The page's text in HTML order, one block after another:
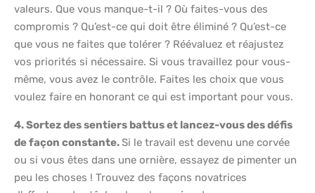
valeurs. Que vous manque-t-il ? Où faites-vous des
compromis ? Qu’est-ce qui doit être éliminé ? Qu’est-ce
que vous ne faites que tolérer ? Réévaluez et réajustez
vos priorités si nécessaire. Si vous travaillez pour vous-
même, vous avez le contrôle. Faites les choix que vous
voulez faire en honorant ce qui est important pour vous.
4. Sortez des sentiers battus et lancez-vous des défis
de façon constante.Si le travail est devenu une corvée
ou si vous êtes dans une ornière, essayez de pimenter un
peu les choses ! Trouvez des façons novatrices